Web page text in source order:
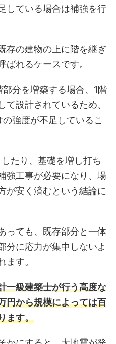
している場合は補強を行
存の建物の上に階を継ぎ
ばれるケースです。
分を増築する場合、1階
設計されているため、
強度が不足しているこ
たり、基礎を増し打ち
強工事が必要になり、場
が安く済むという結論に
っても、既存部分と一体
分に応力が集中しないよ
ます。
一級建築士が行う高度な
円から規模によっては百
ます。